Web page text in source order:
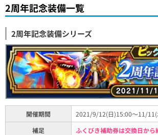
2周年記念装備一覧
2周年記念装備シリーズ
開催期間
2021/9/12(日)15:00～11/11(
補足
ふくびき補助券は交換日から